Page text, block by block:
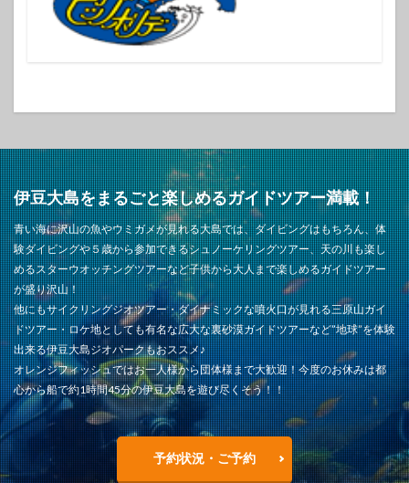
伊豆大島をまるごと楽しめるガイドツアー満載！
青い海に沢山の魚やウミガメが見れる大島では、ダイビングはもちろん、体
験ダイビングや５歳から参加できるシュノーケリングツアー、天の川も楽し
めるスターウオッチングツアーなど子供から大人まで楽しめるガイドツアー
が盛り沢山！
他にもサイクリングジオツアー・ダイナミックな噴火口が見れる三原山ガイ
ドツアー・ロケ地としても有名な広大な裏砂漠ガイドツアーなど”地球”を体験
出来る伊豆大島ジオパークもおススメ♪
オレンジフィッシュではお一人様から団体様まで大歓迎！今度のお休みは都
心から船で約1時間45分の伊豆大島を遊び尽くそう！！
予約状況・ご予約